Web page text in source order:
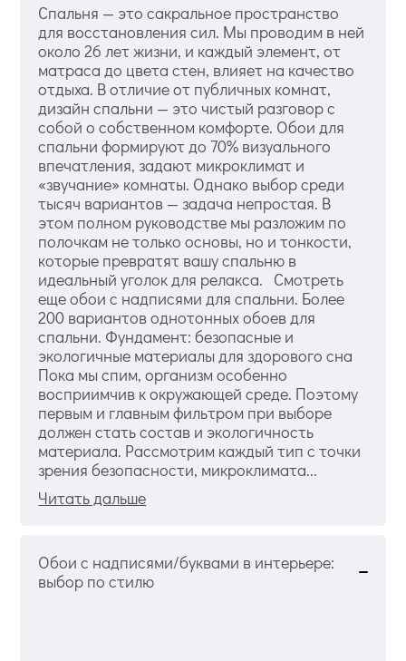
Спальня — это сакральное пространство
для восстановления сил. Мы проводим в ней
около 26 лет жизни, и каждый элемент, от
матраса до цвета стен, влияет на качество
отдыха. В отличие от публичных комнат,
дизайн спальни — это чистый разговор с
собой о собственном комфорте. Обои для
спальни формируют до 70% визуального
впечатления, задают микроклимат и
«звучание» комнаты. Однако выбор среди
тысяч вариантов — задача непростая. В
этом полном руководстве мы разложим по
полочкам не только основы, но и тонкости,
которые превратят вашу спальню в
идеальный уголок для релакса. Смотреть
еще обои с надписями для спальни. Более
200 вариантов однотонных обоев для
спальни. Фундамент: безопасные и
экологичные материалы для здорового сна
Пока мы спим, организм особенно
восприимчив к окружающей среде. Поэтому
первым и главным фильтром при выборе
должен стать состав и экологичность
материала. Рассмотрим каждый тип с точки
зрения безопасности, микроклимата...
Читать дальше
Обои с надписями/буквами в интерьере:
выбор по стилю